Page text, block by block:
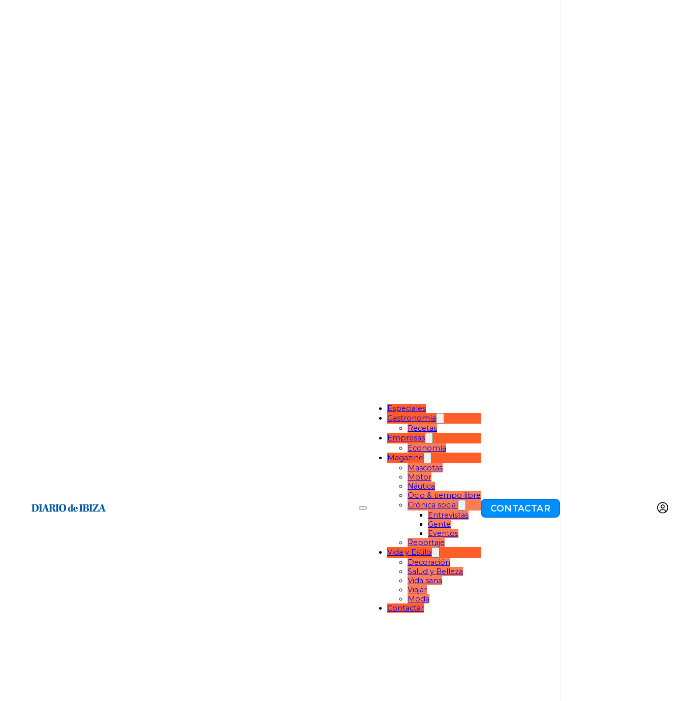
Especiales
Gastronomía
Recetas
Empresas
Economía
Magazine
Mascotas
Motor
Náutica
Ocio & tiempo libre
Crónica social
Entrevistas
Gente
Eventos
Reportaje
Vida y Estilo
Decoración
Salud y Belleza
Vida sana
Viajar
Moda
Contactar
CONTACTAR